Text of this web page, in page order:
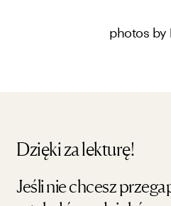
photos by
Dzięki za lekturę!
Jeśli nie chcesz